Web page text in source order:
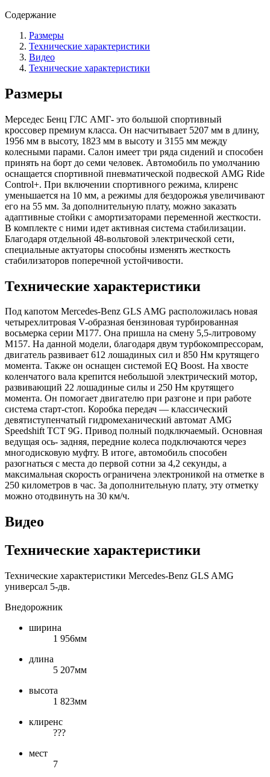
Содержание
Размеры
Технические характеристики
Видео
Технические характеристики
Размеры
Мерседес Бенц ГЛС АМГ- это большой спортивный
кроссовер премиум класса. Он насчитывает 5207 мм в длину,
1956 мм в высоту, 1823 мм в высоту и 3155 мм между
колесными парами. Салон имеет три ряда сидений и способен
принять на борт до семи человек. Автомобиль по умолчанию
оснащается спортивной пневматической подвеской AMG Ride
Control+. При включении спортивного режима, клиренс
уменьшается на 10 мм, а режимы для бездорожья увеличивают
его на 55 мм. За дополнительную плату, можно заказать
адаптивные стойки с амортизаторами переменной жесткости.
В комплекте с ними идет активная система стабилизации.
Благодаря отдельной 48-вольтовой электрической сети,
специальные актуаторы способны изменять жесткость
стабилизаторов поперечной устойчивости.
Технические характеристики
Под капотом Mercedes-Benz GLS AMG расположилась новая
четырехлитровая V-образная бензиновая турбированная
восьмерка серии M177. Она пришла на смену 5,5-литровому
M157. На данной модели, благодаря двум турбокомпрессорам,
двигатель развивает 612 лошадиных сил и 850 Нм крутящего
момента. Также он оснащен системой EQ Boost. На хвосте
коленчатого вала крепится небольшой электрический мотор,
развивающий 22 лошадиные силы и 250 Нм крутящего
момента. Он помогает двигателю при разгоне и при работе
система старт-стоп. Коробка передач — классический
девятиступенчатый гидромеханический автомат AMG
Speedshift TCT 9G. Привод полный подключаемый. Основная
ведущая ось- задняя, передние колеса подключаются через
многодисковую муфту. В итоге, автомобиль способен
разогнаться с места до первой сотни за 4,2 секунды, а
максимальная скорость ограничена электроникой на отметке в
250 километров в час. За дополнительную плату, эту отметку
можно отодвинуть на 30 км/ч.
Видео
Технические характеристики
Технические характеристики Mercedes-Benz GLS AMG
универсал 5-дв.
Внедорожник
ширина
1 956мм
длина
5 207мм
высота
1 823мм
клиренс
???
мест
7